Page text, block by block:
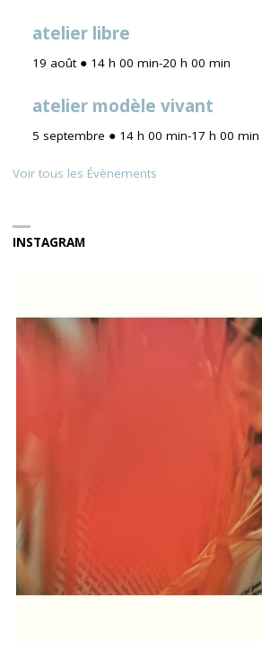
atelier libre
19 août ● 14 h 00 min-20 h 00 min
atelier modèle vivant
5 septembre ● 14 h 00 min-17 h 00 min
Voir tous les Évènements
INSTAGRAM